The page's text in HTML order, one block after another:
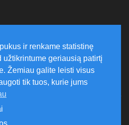
taisyklių, tausoti aplinką
ir renkame statistinę
užtikrintume geriausią patirtį
Žemiau galite leisti visus
tik tuos, kurie jums